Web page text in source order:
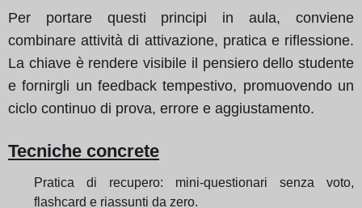
Per portare questi principi in aula, conviene
combinare attività di attivazione, pratica e riflessione.
La chiave è rendere visibile il pensiero dello studente
e fornirgli un feedback tempestivo, promuovendo un
ciclo continuo di prova, errore e aggiustamento.
Tecniche concrete
Pratica di recupero: mini-questionari senza voto,
flashcard e riassunti da zero.